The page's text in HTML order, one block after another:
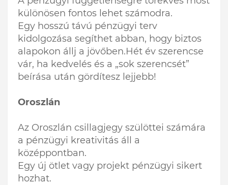
különösen fontos lehet számodra.
Egy hosszú távú pénzügyi terv
kidolgozása segíthet abban, hogy biztos
alapokon állj a jövőben.Hét év szerencse
vár, ha kedvelés és a „sok szerencsét”
beírása után gördítesz lejjebb!
Oroszlán
Az Oroszlán csillagjegy szülöttei számára
a pénzügyi kreativitás áll a
középpontban.
Egy új ötlet vagy projekt pénzügyi sikert
hozhat.